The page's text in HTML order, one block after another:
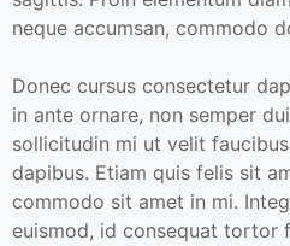
neque accumsan, commodo
Donec cursus consectetur
in ante ornare, non semper
sollicitudin mi ut velit
dapibus. Etiam quis felis sit
commodo sit amet in mi.
euismod, id consequat tortor